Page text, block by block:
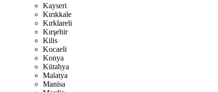
Kayseri
Kırıkkale
Kırklareli
Kırşehir
Kilis
Kocaeli
Konya
Kütahya
Malatya
Manisa